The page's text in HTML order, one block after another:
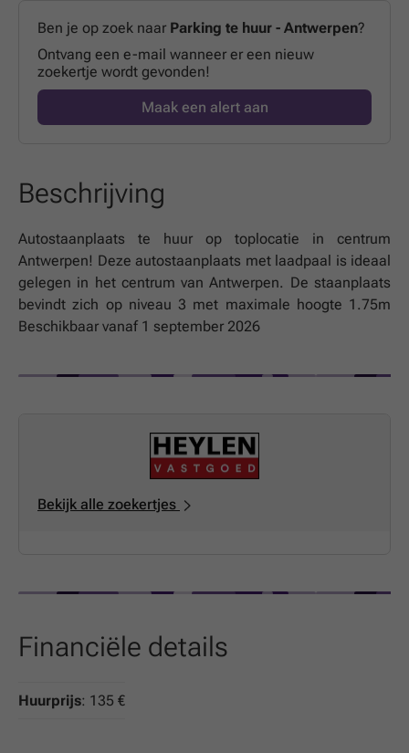
Ben je op zoek naar Parking te huur - Antwerpen?
Ontvang een e-mail wanneer er een nieuw
zoekertje wordt gevonden!
Maak een alert aan
Beschrijving
Autostaanplaats te huur op toplocatie in centrum
Antwerpen! Deze autostaanplaats met laadpaal is ideaal
gelegen in het centrum van Antwerpen. De staanplaats
bevindt zich op niveau 3 met maximale hoogte 1.75m
Beschikbaar vanaf 1 september 2026
Bekijk alle zoekertjes
Financiële details
Huurprijs: 135 €